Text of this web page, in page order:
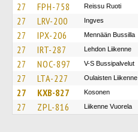
27 FPH-758 Reissu Ruoti
27 LRV-200 Ingves
27 IPX-206 Mennään Bussilla
27 IRT-287 Lehdon Liikenne
27 NOC-897 V-S Bussipalvelut
27 LTA-227 Oulaisten Liikenne
27 KXB-827 Kosonen
27 ZPL-816 Liikenne Vuorela